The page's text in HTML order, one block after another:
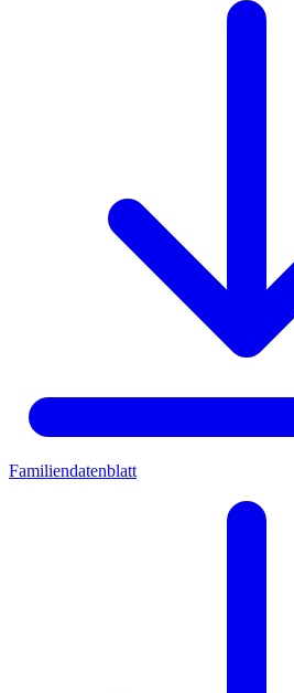
Familiendatenblatt